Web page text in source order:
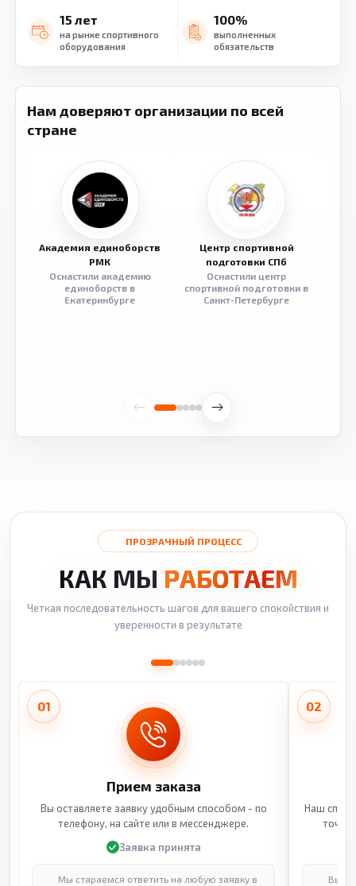
15 лет
на рынке спортивного
оборудования
100%
выполненных
обязательств
Нам доверяют организации по всей
стране
Академия единоборств
РМК
Оснастили академию
единоборств в
Екатеринбурге
Центр спортивной
подготовки СПб
Оснастили центр
спортивной подготовки в
Санкт-Петербурге
ПРОЗРАЧНЫЙ ПРОЦЕСС
КАК МЫ РАБОТАЕМ
Четкая последовательность шагов для вашего спокойствия и
уверенности в результате
01
Прием заказа
Вы оставляете заявку удобным способом - по
телефону, на сайте или в мессенджере.
Заявка принята
Мы стараемся ответить на любую заявку в
02
Наш